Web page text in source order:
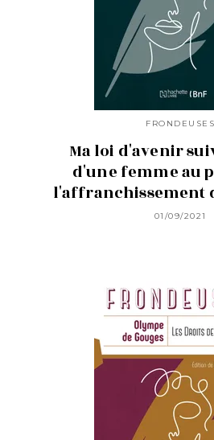
FRONDEUSES
Ma loi d'avenir
d'une femme au
l'affranchissement
01/09/2021